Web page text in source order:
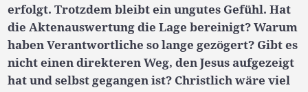
erfolgt. Trotzdem bleibt ein ungutes Gefühl. Hat
die Aktenauswertung die Lage bereinigt? Warum
haben Verantwortliche so lange gezögert? Gibt es
nicht einen direkteren Weg, den Jesus aufgezeigt
hat und selbst gegangen ist? Christlich wäre viel